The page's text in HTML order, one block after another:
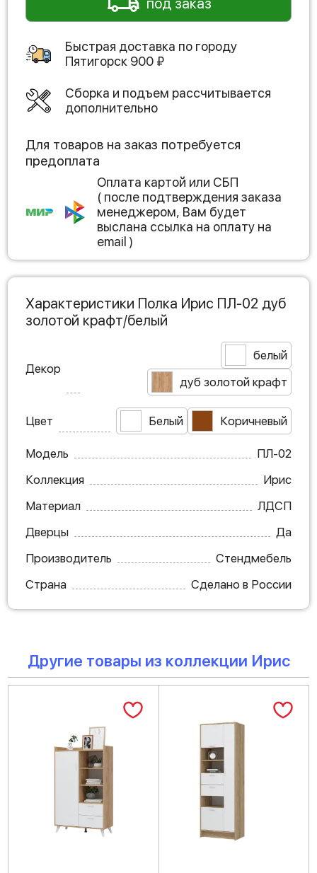
под заказ
Быстрая доставка по городу
Пятигорск 900 ₽
Сборка и подъем рассчитывается
дополнительно
Для товаров на заказ потребуется
предоплата
Оплата картой или СБП
( после подтверждения заказа
менеджером, Вам будет
выслана ссылка на оплату на
email )
Характеристики Полка Ирис ПЛ-02 дуб
золотой крафт/белый
Декор
белый
дуб золотой крафт
Цвет Белый Коричневый
Модель
ПЛ-02
Коллекция
Ирис
Материал
ЛДСП
Дверцы
Да
Производитель
Стендмебель
Страна
Сделано в России
Другие товары из коллекции Ирис